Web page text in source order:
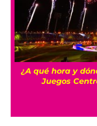
¿A qué hora y
Juegos